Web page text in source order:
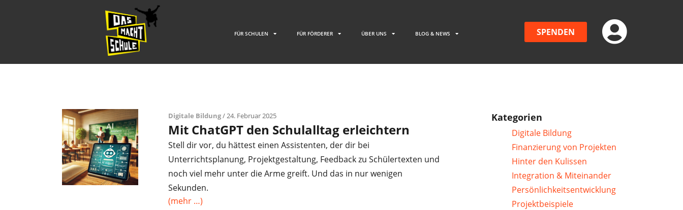
FÜR SCHULEN FÜR FÖRDERER ÜBER UNS BLOG & NEWS SPENDEN
Digitale Bildung/ 24. Februar 2025
Mit ChatGPT den Schulalltag erleichtern
Stell dir vor, du hättest einen Assistenten, der dir bei
Unterrichtsplanung, Projektgestaltung, Feedback zu Schülertexten und
noch viel mehr unter die Arme greift. Und das in nur wenigen
Sekunden.
(mehr …)
Kategorien
Digitale Bildung
Finanzierung von Projekten
Hinter den Kulissen
Integration & Miteinander
Persönlichkeitsentwicklung
Projektbeispiele